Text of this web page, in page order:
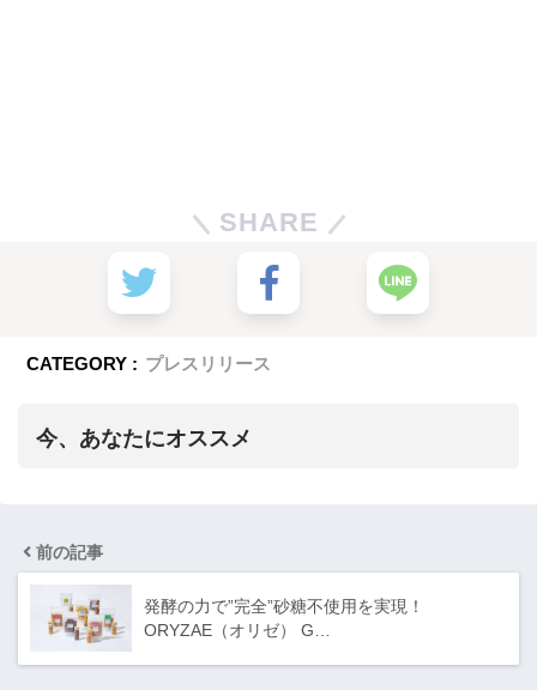
SHARE
CATEGORY : プレスリリース
今、あなたにオススメ
前の記事
発酵の力で”完全”砂糖不使用を実現！
ORYZAE（オリゼ） G…